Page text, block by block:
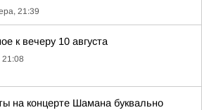
21:39
к вечеру 10 августа
21:08
на концерте Шамана буквально